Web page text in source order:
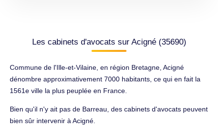
Les cabinets d'avocats sur Acigné (35690)
Commune de l'Ille-et-Vilaine, en région Bretagne, Acigné
dénombre approximativement 7000 habitants, ce qui en fait la
1561e ville la plus peuplée en France.
Bien qu'il n'y ait pas de Barreau, des cabinets d'avocats peuvent
bien sûr intervenir à Acigné.